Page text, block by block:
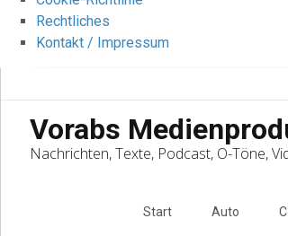
Rechtliches
Kontakt / Impressum
Vorabs
Nachrichten, Texte, Podcast, O-Töne,
Start Auto